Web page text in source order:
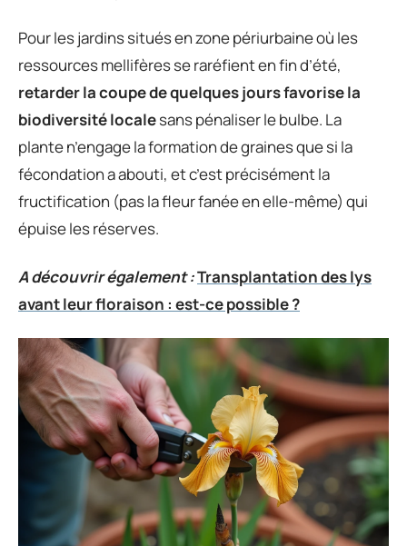
Pour les jardins situés en zone périurbaine où les
ressources mellifères se raréfient en fin d’été,
retarder la coupe de quelques jours favorise la
biodiversité localesans pénaliser le bulbe. La
plante n’engage la formation de graines que si la
fécondation a abouti, et c’est précisément la
fructification (pas la fleur fanée en elle-même) qui
épuise les réserves.
A découvrir également :Transplantation des lys
avant leur floraison : est-ce possible ?